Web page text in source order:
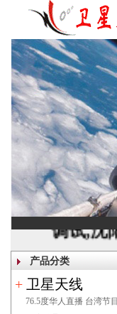
公告:沈阳迅
调试,沈
产品分类
+ 卫星天线
76.5度华人直播 台湾节目